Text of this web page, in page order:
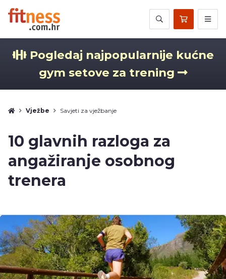
Pogledaj najpopularnije kućne
gym setove za trening
Vježbe Savjeti za vježbanje
10 glavnih razloga za
angažiranje osobnog
trenera